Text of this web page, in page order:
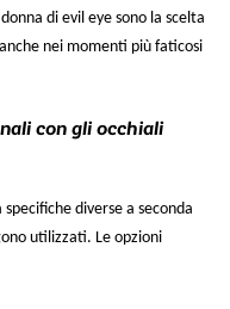
di evil eye sono la scelta
nei momenti più faticosi
con gli occhiali
diverse a seconda
utilizzati. Le opzioni